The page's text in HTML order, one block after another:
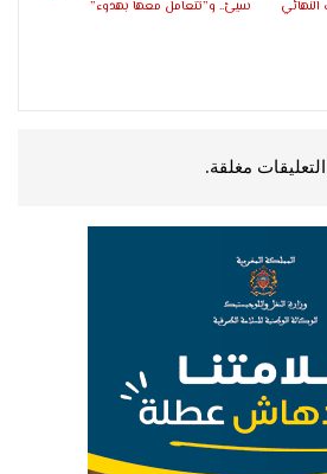
النهائي
سيئ.. و”تتعامل معها بهدوء”
التعليقات مغلقة.